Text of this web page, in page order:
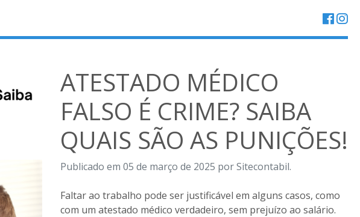
ATESTADO MÉDICO
FALSO É CRIME? SAIBA
QUAIS SÃO AS PUNIÇÕES!
Publicado em 05 de março de 2025 por Sitecontabil.
Faltar ao trabalho pode ser justificável em alguns casos, como
com um atestado médico verdadeiro, sem prejuízo ao salário.